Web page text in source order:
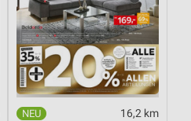
16,2 km